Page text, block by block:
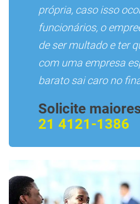
própria, caso isso
funcionários, o
de ser multado e ter
com uma empresa
barato sai caro no
Solicite
21 4121-1386